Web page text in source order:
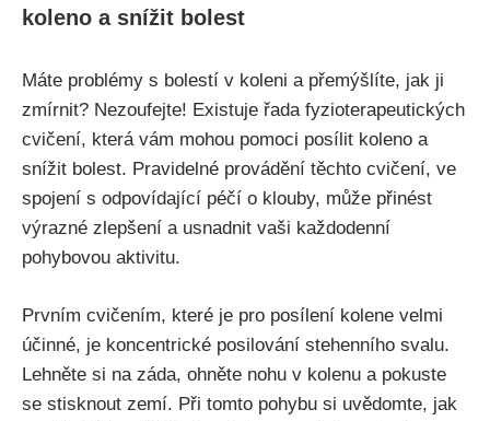
koleno⁢ a snížit bolest
Máte problémy s‌ bolestí v koleni a přemýšlíte, jak ji
zmírnit?‌ Nezoufejte! Existuje řada fyzioterapeutických
cvičení, která ​vám mohou pomoci​ posílit koleno a
snížit bolest. Pravidelné provádění těchto⁤ cvičení, ve
spojení s odpovídající péčí o klouby, může přinést
výrazné‍ zlepšení a usnadnit vaši každodenní
⁣pohybovou aktivitu.
Prvním cvičením, které je pro posílení kolene velmi
účinné, ‌je koncentrické posilování stehenního svalu.
Lehněte si⁤ na záda,⁣ ohněte nohu v kolenu a pokuste
se stisknout zemí. Při tomto pohybu si uvědomte, jak